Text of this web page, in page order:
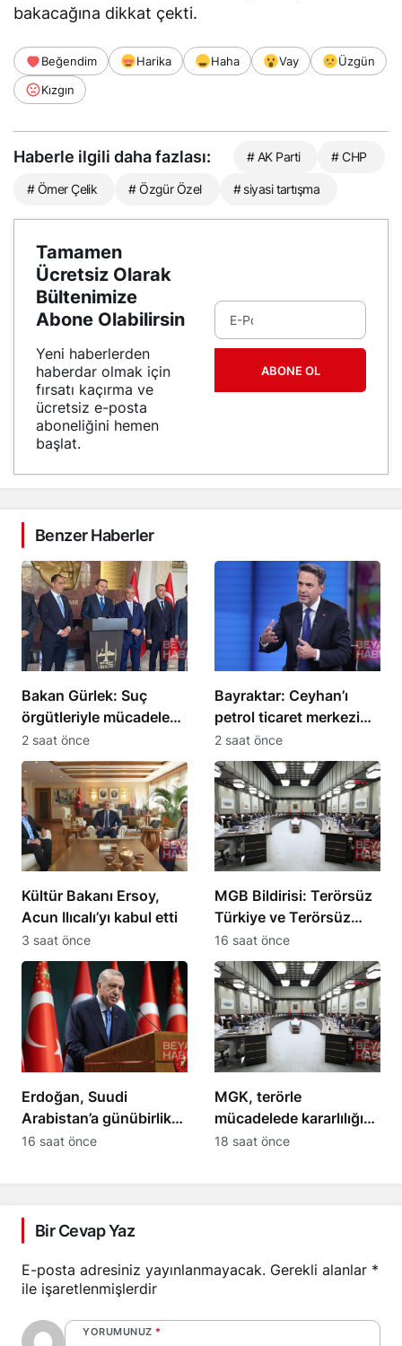
bakacağına dikkat çekti.
Beğendim Harika Haha Vay
Üzgün
Kızgın
Haberle ilgili daha fazlası: # AK Parti # CHP
# Ömer Çelik # Özgür Özel # siyasi tartışma
Tamamen
Ücretsiz Olarak
Bültenimize
Abone Olabilirsin
Yeni haberlerden
haberdar olmak için
fırsatı kaçırma ve
ücretsiz e-posta
aboneliğini hemen
başlat.
ABONE OL
Benzer Haberler
Bakan Gürlek: Suç
örgütleriyle mücadelede
bir adım öndeyiz
2 saat önce
Bayraktar: Ceyhan’ı
petrol ticaret merkezi
yapabiliriz
2 saat önce
Kültür Bakanı Ersoy,
Acun Ilıcalı’yı kabul etti
3 saat önce
MGB Bildirisi: Terörsüz
Türkiye ve Terörsüz
Bölge hedeflerine
ilerleme kaydedildi
16 saat önce
Erdoğan, Suudi
Arabistan’a günübirlik
çalışma ziyareti
16 saat önce
MGK, terörle
mücadelede kararlılığın
süreceğini açıkladı
18 saat önce
Bir Cevap Yaz
E-posta adresiniz yayınlanmayacak. Gerekli alanlar *
ile işaretlenmişlerdir
YORUMUNUZ *